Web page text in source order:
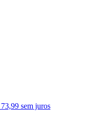
sem juros